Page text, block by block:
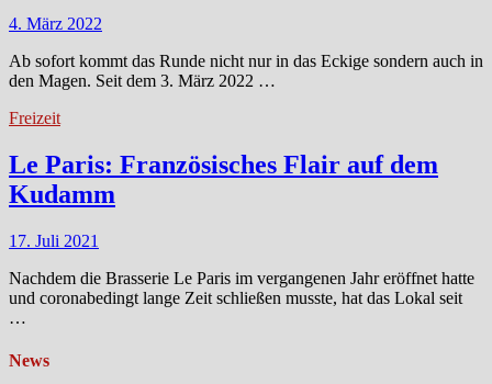
4. März 2022
Ab sofort kommt das Runde nicht nur in das Eckige sondern auch in
den Magen. Seit dem 3. März 2022 …
Freizeit
Le Paris: Französisches Flair auf dem
Kudamm
17. Juli 2021
Nachdem die Brasserie Le Paris im vergangenen Jahr eröffnet hatte
und coronabedingt lange Zeit schließen musste, hat das Lokal seit
…
News